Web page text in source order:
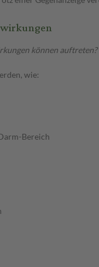
können auftreten?
wie:
Bereich